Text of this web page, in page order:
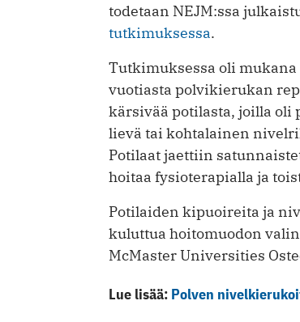
todetaan NEJM:ssa
tutkimuksessa.
Tutkimuksessa oli
vuotiasta polvikierukan
kärsivää potilasta, joilla oli
lievä tai kohtalainen
Potilaat jaettiin
hoitaa fysioterapialla ja
Potilaiden kipuoireita ja
kuluttua hoitomuodon
McMaster Universities
Lue lisää: Polven